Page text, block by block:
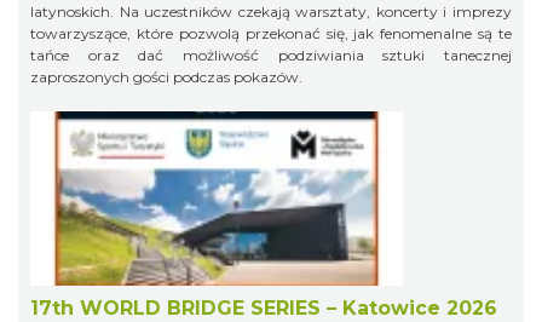
latynoskich. Na uczestników czekają warsztaty, koncerty i imprezy
towarzyszące, które pozwolą przekonać się, jak fenomenalne są te
tańce oraz dać możliwość podziwiania sztuki tanecznej
zaproszonych gości podczas pokazów.
17th WORLD BRIDGE SERIES – Katowice 2026